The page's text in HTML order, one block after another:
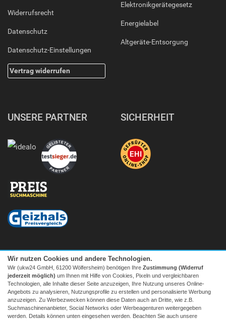
Widerrufsrecht
Datenschutz
Datenschutz-Einstellungen
Vertrag widerrufen
Elektronikgerätegesetz
Energielabel
Altgeräte-Entsorgung
UNSERE PARTNER SICHERHEIT
Facebook| twitter
Wir nutzen Cookies und andere Technologien.
Wir (ukw24 GmbH, 61200 Wölfersheim) benötigen Ihre Zustimmung (Widerruf
jederzeit möglich) um Ihnen mit Hilfe von Cookies, Pixeln und vergleichbaren
Technologien, alle Inhalte dieser Seite anzuzeigen, Ihre Nutzung unseres Online-
Angebots zu analysieren, Nutzungsprofile zu erstellen und personalisierte Werbung
anzuzeigen. Zu Werbezwecken können diese Daten auch an Dritte, wie z.B.
Suchmaschinenanbieter, Social Networks oder Werbeagenturen weitergegeben
werden. Details können unten eingesehen werden. Beachten Sie auch unsere